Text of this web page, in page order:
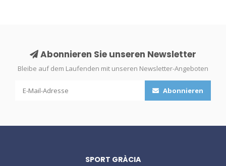
Abonnieren Sie unseren Newsletter
Bleibe auf dem Laufenden mit unseren Newsletter-Angeboten
Abonnieren
SPORT GRÀCIA